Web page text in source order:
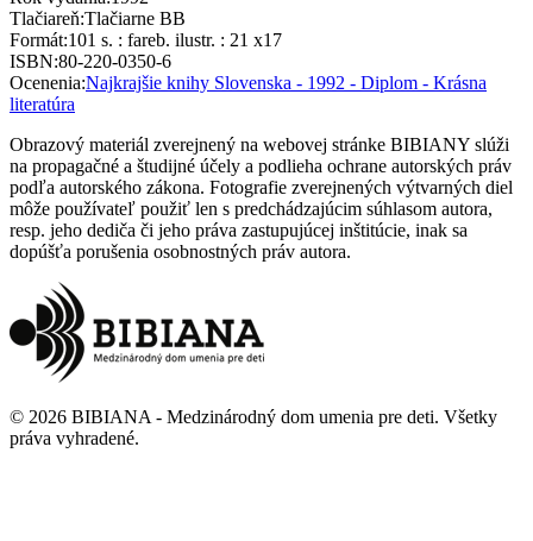
Tlačiareň:Tlačiarne BB
Formát:101 s. : fareb. ilustr. : 21 x17
ISBN:80-220-0350-6
Ocenenia:Najkrajšie knihy Slovenska - 1992 - Diplom - Krásna
literatúra
Obrazový materiál zverejnený na webovej stránke BIBIANY slúži
na propagačné a študijné účely a podlieha ochrane autorských práv
podľa autorského zákona. Fotografie zverejnených výtvarných diel
môže používateľ použiť len s predchádzajúcim súhlasom autora,
resp. jeho dediča či jeho práva zastupujúcej inštitúcie, inak sa
dopúšťa porušenia osobnostných práv autora.
© 2026 BIBIANA - Medzinárodný dom umenia pre deti. Všetky
práva vyhradené.